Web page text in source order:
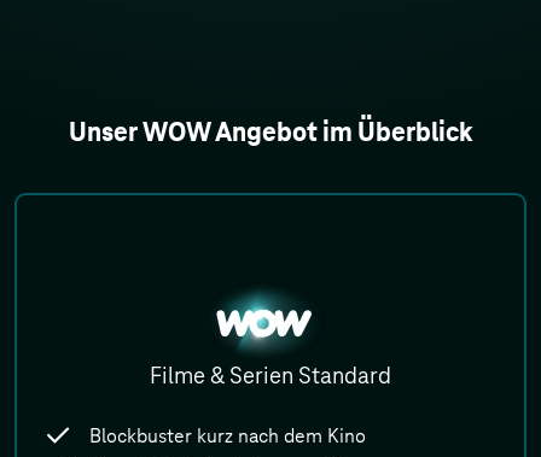
Unser WOW Angebot im Überblick
WOW
Filme & Serien Standard
Blockbuster kurz nach dem Kino